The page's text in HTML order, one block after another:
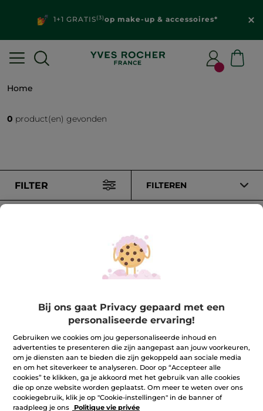
1+1 GRATIS(3)op make-up & accessoires*
Home
0 product(en) gevonden
FILTER FILTEREN
100% plantaardig
60 hectare
biologische velden
Meer zien
Bij ons gaat Privacy gepaard met een
personaliseerde ervaring!
Gebruiken we cookies om jou gepersonaliseerde inhoud en
advertenties te presenteren die zijn aangepast aan jouw voorkeuren,
om je diensten aan te bieden die zijn gekoppeld aan sociale media
en om het siteverkeer te analyseren. Door op “Accepteer alle
cookies” te klikken, ga je akkoord met het gebruik van alle cookies
die op onze website worden geplaatst. Om meer te weten over ons
cookiegebruik, klik je op "Cookie-instellingen" in de banner of
raadpleeg je ons
Politique vie privée